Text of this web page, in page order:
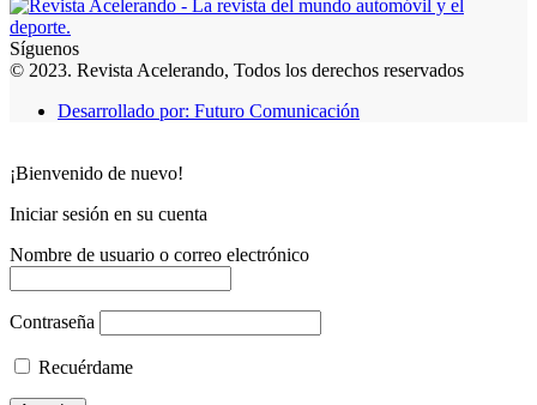
Síguenos
© 2023. Revista Acelerando, Todos los derechos reservados
Desarrollado por: Futuro Comunicación
¡Bienvenido de nuevo!
Iniciar sesión en su cuenta
Nombre de usuario o correo electrónico
Contraseña
Recuérdame